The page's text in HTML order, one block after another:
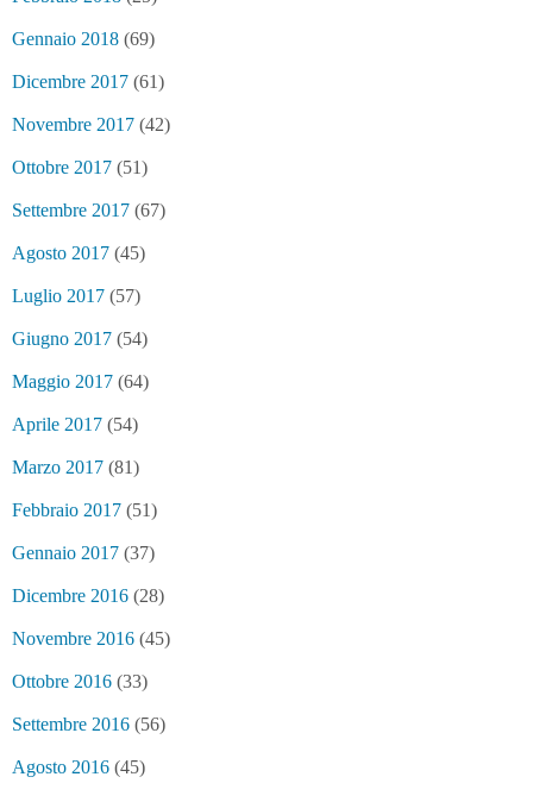
Gennaio 2018 (69)
Dicembre 2017 (61)
Novembre 2017 (42)
Ottobre 2017 (51)
Settembre 2017 (67)
Agosto 2017 (45)
Luglio 2017 (57)
Giugno 2017 (54)
Maggio 2017 (64)
Aprile 2017 (54)
Marzo 2017 (81)
Febbraio 2017 (51)
Gennaio 2017 (37)
Dicembre 2016 (28)
Novembre 2016 (45)
Ottobre 2016 (33)
Settembre 2016 (56)
Agosto 2016 (45)